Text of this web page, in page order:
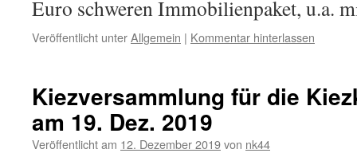
Euro schweren Immobilienpaket, u.a.
Veröffentlicht unterAllgemein | Kommentar hinterlassen
Kiezversammlung für die
am 19. Dez. 2019
Veröffentlicht am 12. Dezember 2019von nk44